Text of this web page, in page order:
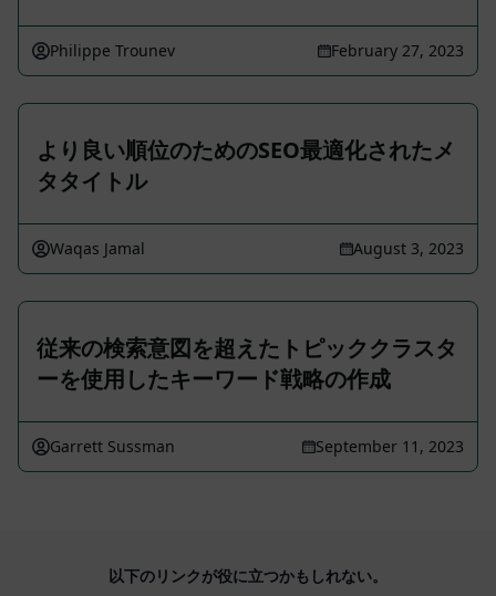
Philippe Trounev February 27, 2023
より良い順位のためのSEO最適化されたメ
タタイトル
Waqas Jamal August 3, 2023
従来の検索意図を超えたトピッククラスタ
ーを使用したキーワード戦略の作成
Garrett Sussman September 11, 2023
以下のリンクが役に立つかもしれない。